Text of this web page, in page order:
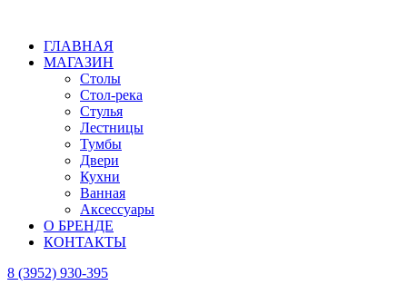
ГЛАВНАЯ
МАГАЗИН
Столы
Стол-река
Стулья
Лестницы
Тумбы
Двери
Кухни
Ванная
Аксессуары
О БРЕНДЕ
КОНТАКТЫ
8 (3952) 930-395